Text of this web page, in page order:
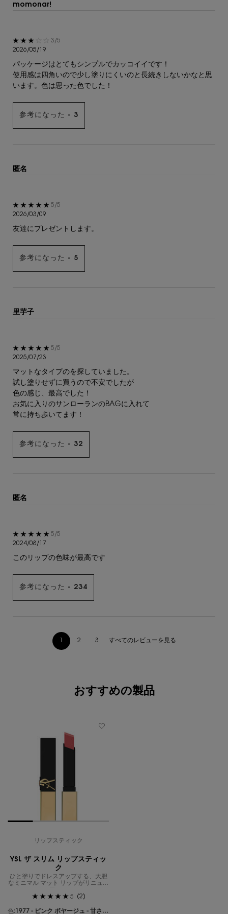
momonar!
5星中3。
3/5
2026/05/19
パッケージはとてもシンプルでカッコイイです！
使用感は四角いので少し塗りにくいのと長続きしないかなと思
います。色は思った色でした！
参考になった - 3
匿名
5星中5。
5/5
2026/03/09
友達にプレゼントします。
参考になった - 5
里芋子
5星中5。
5/5
2025/07/23
マットなタイプのを探していました。
試し塗りせずに買うので不安でしたが
色の感じ、最高でした！
お気に入りのサンローランのBAGに入れて
常に持ち歩いてます！
参考になった - 32
匿名
5星中5。
5/5
2024/08/17
このリップの色味が最高です
参考になった - 234
ページ 1/3。 現在のページ
1 2 3 すべてのレビューを見る
おすすめの製品
リップスティック
YSL ザ スリム リップスティッ
ク
ひと塗りでドレスアップする、大胆
なミニマル マット リップがリニュー
5
(2)
色:
1977 - ピンク ボヤージュ - 甘さを抑えたセンシュアルなモダンピンク